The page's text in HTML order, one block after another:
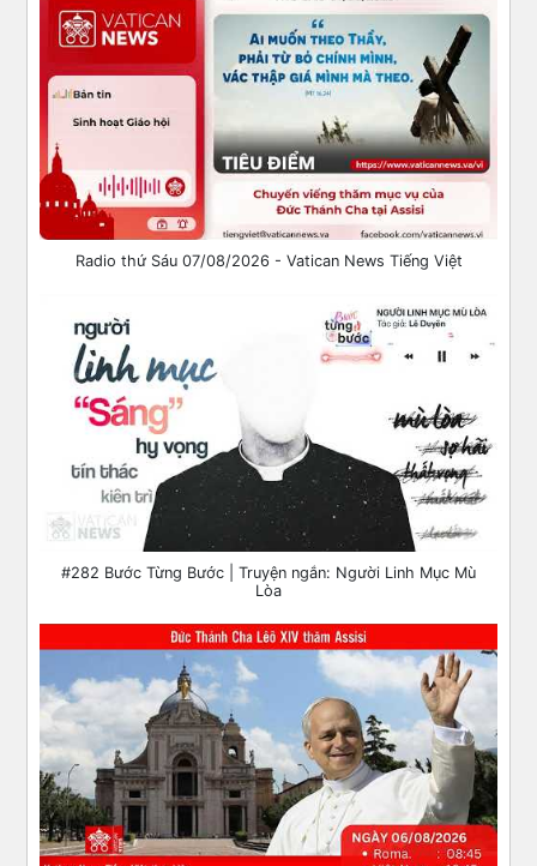
Radio thứ Sáu 07/08/2026 - Vatican News Tiếng Việt
#282 Bước Từng Bước | Truyện ngắn: Người Linh Mục Mù
Lòa